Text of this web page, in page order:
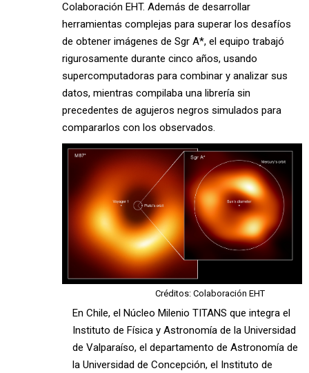
Colaboración EHT. Además de desarrollar
herramientas complejas para superar los desafíos
de obtener imágenes de Sgr A*, el equipo trabajó
rigurosamente durante cinco años, usando
supercomputadoras para combinar y analizar sus
datos, mientras compilaba una librería sin
precedentes de agujeros negros simulados para
compararlos con los observados.
Créditos: Colaboración EHT
En Chile, el Núcleo Milenio TITANS que integra el
Instituto de Física y Astronomía de la Universidad
de Valparaíso, el departamento de Astronomía de
la Universidad de Concepción, el Instituto de